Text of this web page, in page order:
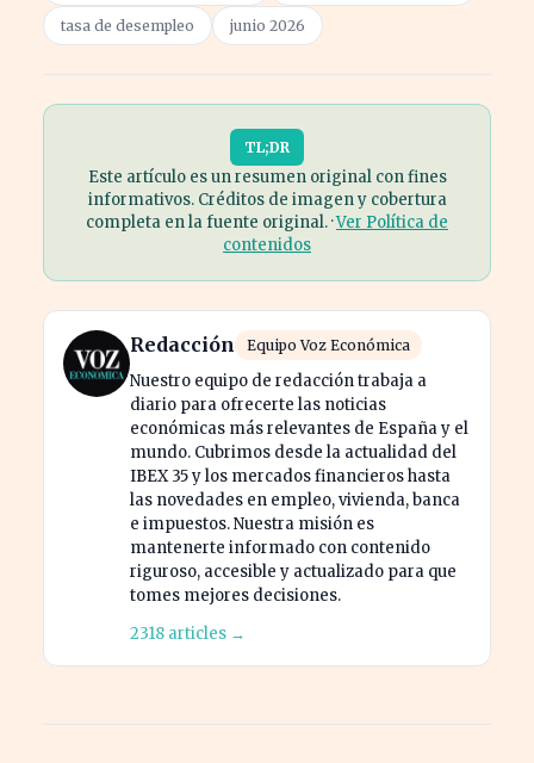
tasa de desempleo junio 2026
TL;DR
Este artículo es un resumen original con fines
informativos. Créditos de imagen y cobertura
completa en la fuente original. ·Ver Política de
contenidos
Redacción Equipo Voz Económica
Nuestro equipo de redacción trabaja a
diario para ofrecerte las noticias
económicas más relevantes de España y el
mundo. Cubrimos desde la actualidad del
IBEX 35 y los mercados financieros hasta
las novedades en empleo, vivienda, banca
e impuestos. Nuestra misión es
mantenerte informado con contenido
riguroso, accesible y actualizado para que
tomes mejores decisiones.
2318 articles →